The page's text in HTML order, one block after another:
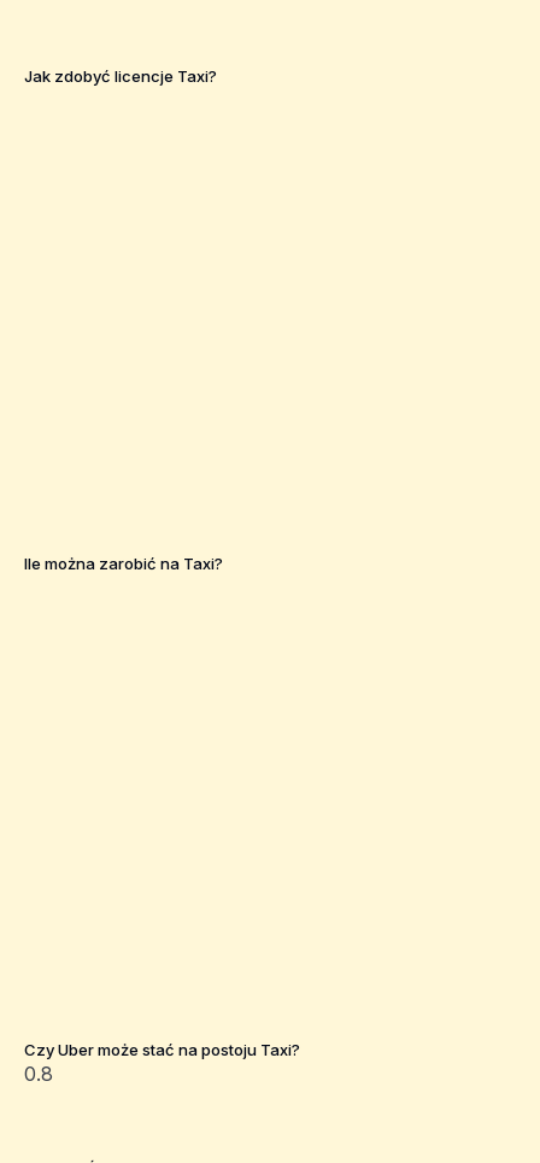
Jak zdobyć licencje Taxi?
Ile można zarobić na Taxi?
Czy Uber może stać na postoju Taxi?